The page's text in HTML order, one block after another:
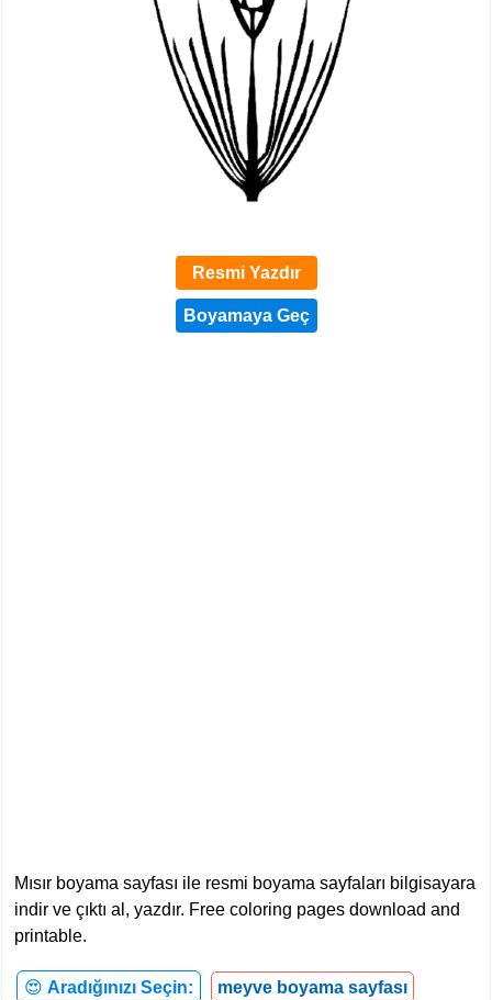
Resmi Yazdır
Mısır boyama sayfası ile resmi boyama sayfaları bilgisayara
indir ve çıktı al, yazdır. Free coloring pages download and
printable.
😍 Aradığınızı Seçin: meyve boyama sayfası